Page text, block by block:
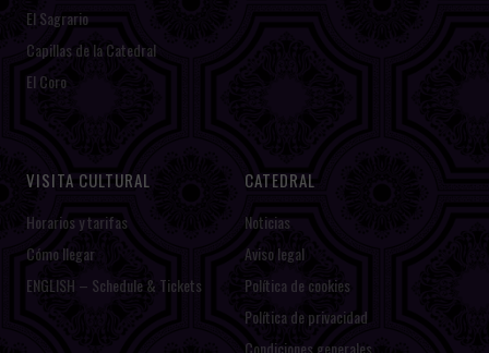
El Sagrario
Capillas de la Catedral
El Coro
VISITA CULTURAL
Horarios y tarifas
Cómo llegar
ENGLISH – Schedule & Tickets
CATEDRAL
Noticias
Aviso legal
Política de cookies
Política de privacidad
Condiciones generales